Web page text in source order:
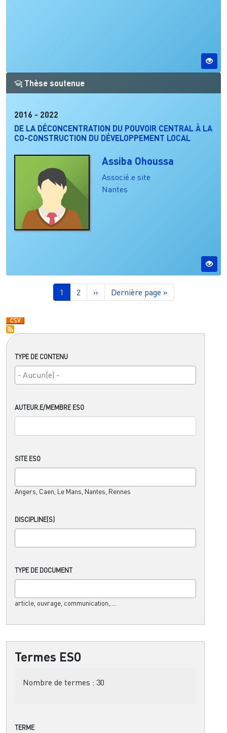
TYPE DE CONTENU
AUTEUR.E/MEMBRE ESO
SITE ESO
Angers, Caen, Le Mans, Nantes, Rennes
DISCIPLINE(S)
TYPE DE DOCUMENT
article, ouvrage, communication,....
Termes ESO
Nombre de termes : 30
TERME
Thèse soutenue
2016 - 2022
DE LA DÉCONCENTRATION DU POUVOIR CENTRAL À LA
CO-CONSTRUCTION DU DÉVELOPPEMENT LOCAL
Assiba Ohoussa
Associé.e site
Nantes
Pagination
Page courante
1 Page
2 Page suivante
›› Dernière page
Dernière page »